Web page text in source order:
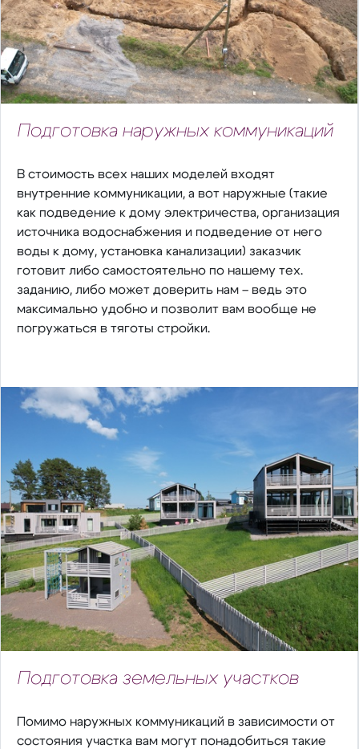
Подготовка наружных коммуникаций
В стоимость всех наших моделей входят
внутренние коммуникации, а вот наружные (такие
как подведение к дому электричества, организация
источника водоснабжения и подведение от него
воды к дому, установка канализации) заказчик
готовит либо самостоятельно по нашему тех.
заданию, либо может доверить нам – ведь это
максимально удобно и позволит вам вообще не
погружаться в тяготы стройки.
Подготовка земельных участков
Помимо наружных коммуникаций в зависимости от
состояния участка вам могут понадобиться такие